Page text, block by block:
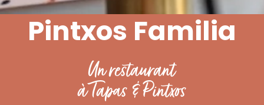
Pintxos Familia
Un restaurant
à Tapas & Pintxos